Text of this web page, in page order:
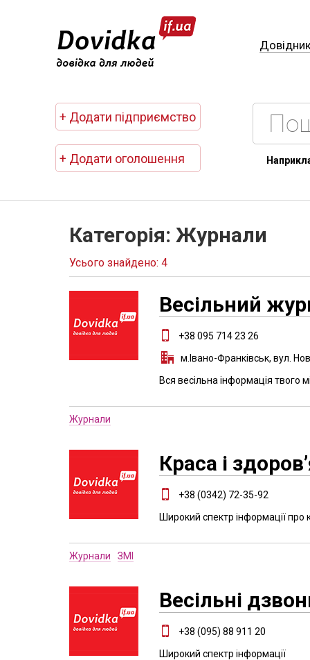
+ Додати підприємство
+ Додати оголошення
Категорія: Журнали
Усього знайдено: 4
Весільний
+38 095 714 23 26
м.Івано-Франківськ, вул.
Вся весільна інформація твого
Журнали
Краса і
+38 (0342) 72-35-92
Широкий спектр інформації про
Журнали ЗМІ
Весільні
+38 (095) 88 911 20
Широкий спектр інформації